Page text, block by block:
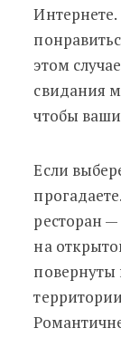
Интернете.
этом
свидания
чтобы
Если
ресторан —
на
повернуты